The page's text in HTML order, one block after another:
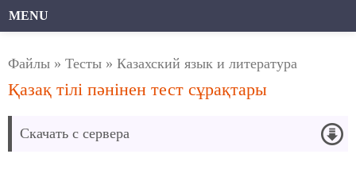
MENU
Файлы » Тесты » Казахский язык и литература
Қазақ тілі пәнінен тест сұрақтары
Скачать с сервера